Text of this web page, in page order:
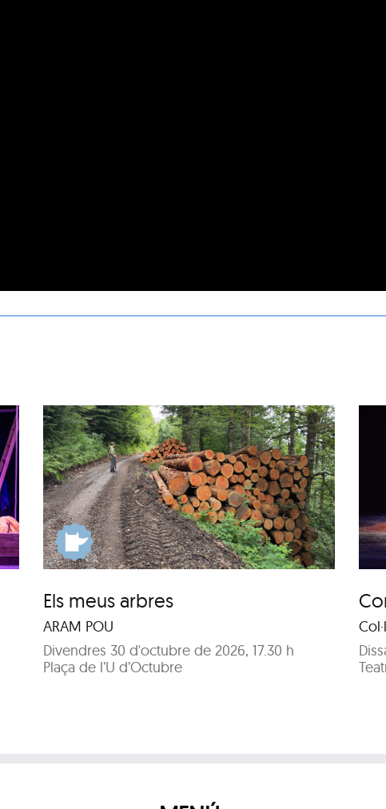
Els meus arbres
ARAM POU
Divendres 30 d'octubre de 2026, 17.30 h
Plaça de l’U d’Octubre
Combinat de circ